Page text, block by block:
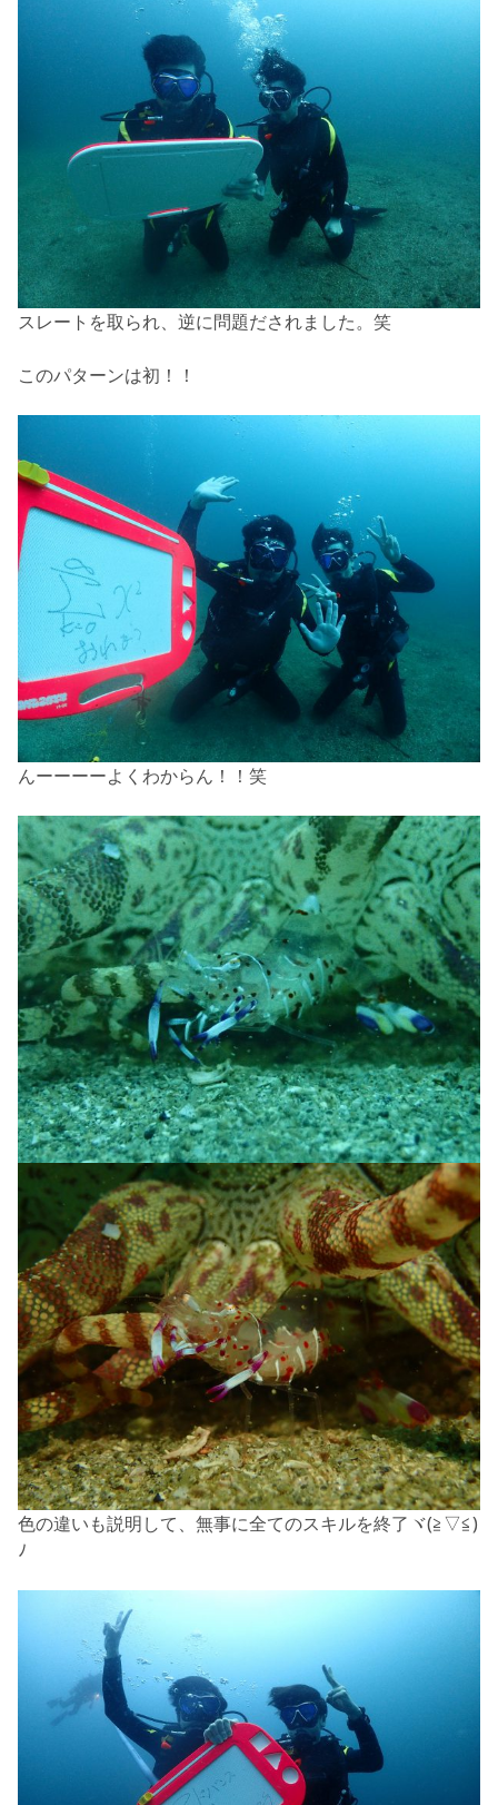
スレートを取られ、逆に問題だされました。笑
このパターンは初！！
んーーーーよくわからん！！笑
色の違いも説明して、無事に全てのスキルを終了ヾ(≧▽≦)
ﾉ